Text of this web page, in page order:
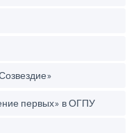
первых» в ОГПУ